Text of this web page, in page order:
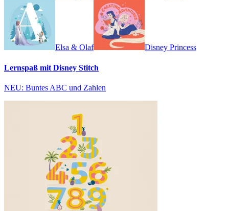
Elsa & Olaf Disney Princess
Lernspaß mit Disney Stitch
NEU: Buntes ABC und Zahlen